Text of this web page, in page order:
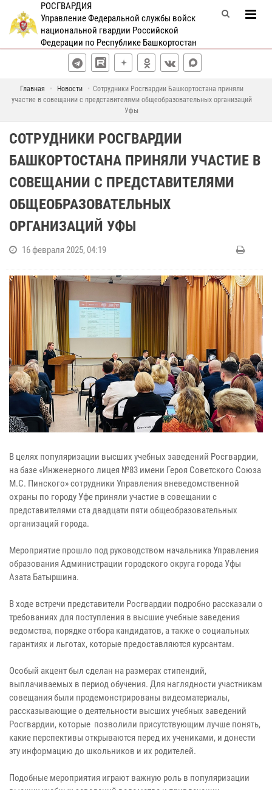
РОСГВАРДИЯ
Управление Федеральной службы войск
национальной гвардии Российской
Федерации по Республике Башкортостан
Главная Новости
Сотрудники Росгвардии Башкортостана приняли
участие в совещании с представителями общеобразовательных организаций
Уфы
СОТРУДНИКИ РОСГВАРДИИ
БАШКОРТОСТАНА ПРИНЯЛИ УЧАСТИЕ В
СОВЕЩАНИИ С ПРЕДСТАВИТЕЛЯМИ
ОБЩЕОБРАЗОВАТЕЛЬНЫХ
ОРГАНИЗАЦИЙ УФЫ
16 февраля 2025, 04:19
В целях популяризации высших учебных заведений Росгвардии,
на базе «Инженерного лицея №83 имени Героя Советского Союза
М.С. Пинского» сотрудники Управления вневедомственной
охраны по городу Уфе приняли участие в совещании с
представителями ста двадцати пяти общеобразовательных
организаций города.
Мероприятие прошло под руководством начальника Управления
образования Администрации городского округа города Уфы
Азата Батыршина.
В ходе встречи представители Росгвардии подробно рассказали о
требованиях для поступления в высшие учебные заведения
ведомства, порядке отбора кандидатов, а также о социальных
гарантиях и льготах, которые предоставляются курсантам.
Особый акцент был сделан на размерах стипендий,
выплачиваемых в период обучения. Для наглядности участникам
совещания были продемонстрированы видеоматериалы,
рассказывающие о деятельности высших учебных заведений
Росгвардии, которые позволили присутствующим лучше понять,
какие перспективы открываются перед их учениками, и донести
эту информацию до школьников и их родителей.
Подобные мероприятия играют важную роль в популяризации